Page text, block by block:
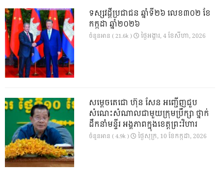
ទស្សវដ្តីប្រជាជន ឆ្នាំទី២៦ លេខ៣០២ ខែ
កក្កដា ឆ្នាំ២០២៦
ចំនួនអាន ( 21.6k ) ថ្ងៃ​អង្គារ, 4 ខែ​សីហា, 2026
សម្តេចតេជោ ហ៊ុន សែន អញ្ជើញជួប
សំណេះសំណាលជាមួយក្រុមប្រឹក្សា ថ្នាក់
ដឹកនាំមន្ទីរ អង្គភាពក្នុងខេត្តព្រះវិហារ
ចំនួនអាន ( 4.9k ) ថ្ងៃ​សុក្រ, 10 ខែ​កក្កដា, 2026